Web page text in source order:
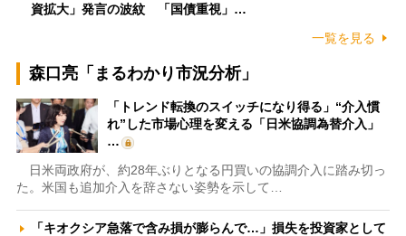
資拡大」発言の波紋 「国債重視」…
一覧を見る
森口亮「まるわかり市況分析」
「トレンド転換のスイッチになり得る」“介入慣
れ”した市場心理を変える「日米協調為替介入」
…
日米両政府が、約28年ぶりとなる円買いの協調介入に踏み切っ
た。米国も追加介入を辞さない姿勢を示して…
「キオクシア急落で含み損が膨らんで…」損失を投資家として